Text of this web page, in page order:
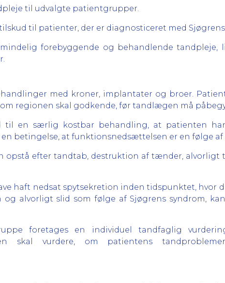
til udvalgte patientgrupper.
til patienter, der er diagnosticeret med Sjøgrens
forebyggende og behandlende tandpleje,
med kroner, implantater og broer.
regionen skal godkende, før tandlægen må
en særlig kostbar behandling, at patienten har
betingelse, at funktionsnedsættelsen er en følge af
opstå efter tandtab, destruktion af tænder, alvorligt
haft nedsat spytsekretion inden tidspunktet, hvor
alvorligt slid som følge af Sjøgrens syndrom,
foretages en individuel tandfaglig
skal vurdere, om patientens